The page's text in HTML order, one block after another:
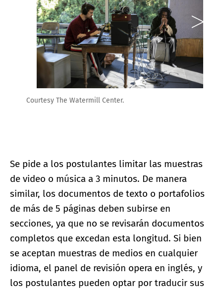
Courtesy The Watermill Center.
Se pide a los postulantes limitar las muestras
de video o música a 3 minutos. De manera
similar, los documentos de texto o portafolios
de más de 5 páginas deben subirse en
secciones, ya que no se revisarán documentos
completos que excedan esta longitud. Si bien
se aceptan muestras de medios en cualquier
idioma, el panel de revisión opera en inglés, y
los postulantes pueden optar por traducir sus